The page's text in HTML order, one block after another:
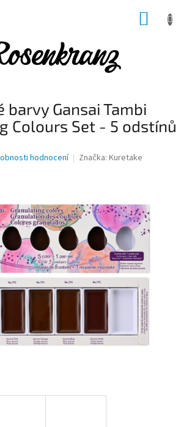
barvy Gansai Tambi
Colours Set - 5 odstínů
hodnocení Značka: Kuretake